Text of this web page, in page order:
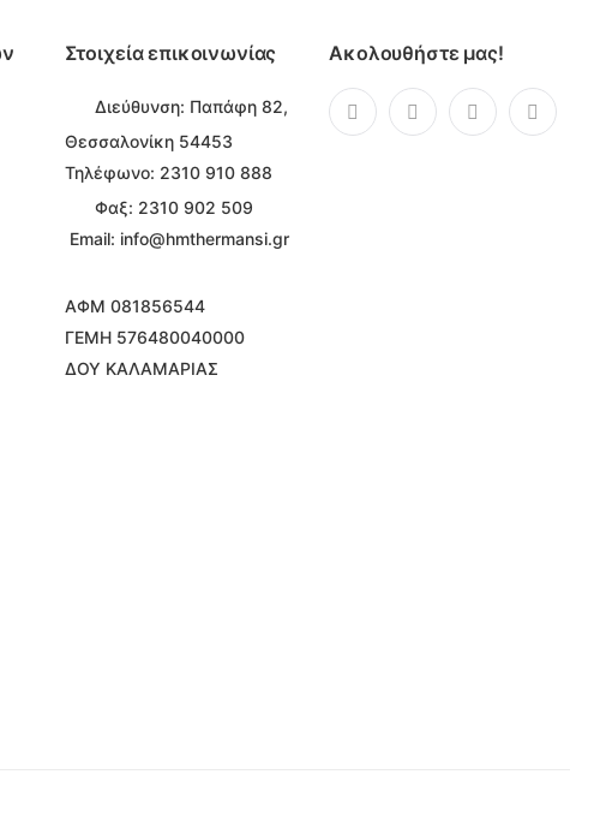
Στοιχεία επικοινωνίας
Διεύθυνση: Παπάφη 82,
Θεσσαλονίκη 54453
Τηλέφωνο: 2310 910 888
Φαξ: 2310 902 509
Email: info@hmthermansi.gr
ΑΦΜ 081856544
ΓΕΜΗ 576480040000
ΔΟΥ ΚΑΛΑΜΑΡΙΑΣ
Ακολουθήστε μας!